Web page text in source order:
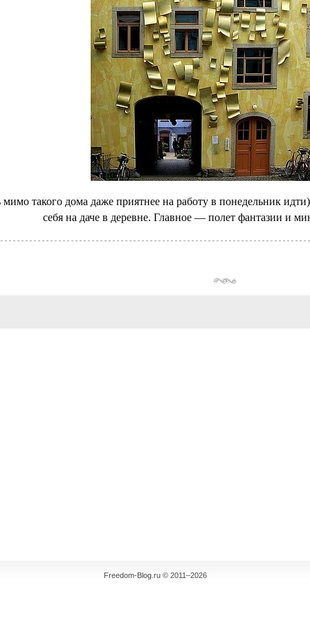
мимо такого дома даже приятнее на работу в понедельник
себя на даче в деревне. Главное — полет фантазии и
Freedom-Blog.ru © 2011–2026